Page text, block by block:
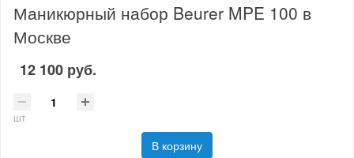
Маникюрный набор Beurer MPE 100 в
Москве
12 100 руб.
шт
В корзину